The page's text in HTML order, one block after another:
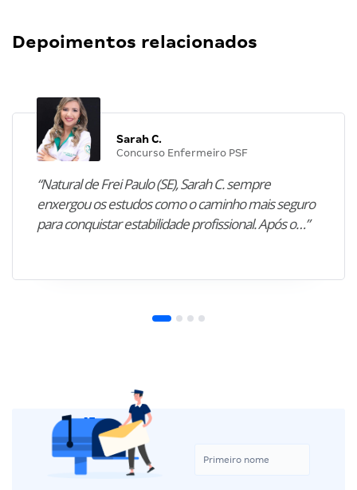
Depoimentos relacionados
Sarah C.
Concurso Enfermeiro PSF
“Natural de Frei Paulo (SE), Sarah C. sempre
enxergou os estudos como o caminho mais seguro
para conquistar estabilidade profissional. Após o…”